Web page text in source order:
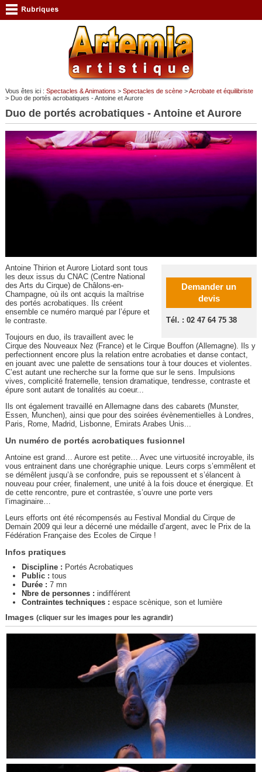
Vous êtes ici : Spectacles & Animations > Spectacles de scène>Acrobate et équilibriste
> Duo de portés acrobatiques - Antoine et Aurore
Duo de portés acrobatiques - Antoine et Aurore
Demander un
devis
Tél. : 02 47 64 75 38
Antoine Thirion et Aurore Liotard sont tous
les deux issus du CNAC (Centre National
des Arts du Cirque) de Châlons-en-
Champagne, où ils ont acquis la maîtrise
des portés acrobatiques. Ils créent
ensemble ce numéro marqué par l’épure et
le contraste.
Toujours en duo, ils travaillent avec le
Cirque des Nouveaux Nez (France) et le Cirque Bouffon (Allemagne). Ils y
perfectionnent encore plus la relation entre acrobaties et danse contact,
en jouant avec une palette de sensations tour à tour douces et violentes.
C’est autant une recherche sur la forme que sur le sens. Impulsions
vives, complicité fraternelle, tension dramatique, tendresse, contraste et
épure sont autant de tonalités au coeur...
Ils ont également travaillé en Allemagne dans des cabarets (Munster,
Essen, Munchen), ainsi que pour des soirées évènementielles à Londres,
Paris, Rome, Madrid, Lisbonne, Emirats Arabes Unis...
Un numéro de portés acrobatiques fusionnel
Antoine est grand… Aurore est petite… Avec une virtuosité incroyable, ils
vous entrainent dans une chorégraphie unique. Leurs corps s’emmêlent et
se démêlent jusqu’à se confondre, puis se repoussent et s’élancent à
nouveau pour créer, finalement, une unité à la fois douce et énergique. Et
de cette rencontre, pure et contrastée, s’ouvre une porte vers
l’imaginaire…
Leurs efforts ont été récompensés au Festival Mondial du Cirque de
Demain 2009 qui leur a décerné une médaille d’argent, avec le Prix de la
Fédération Française des Ecoles de Cirque !
Infos pratiques
Discipline : Portés Acrobatiques
Public : tous
Durée : 7 mn
Nbre de personnes : indifférent
Contraintes techniques : espace scènique, son et lumière
Images (cliquer sur les images pour les agrandir)